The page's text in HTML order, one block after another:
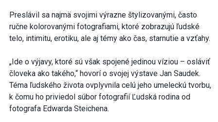
Preslávil sa najmä svojimi výrazne štylizovanými, často
ručne kolorovanými fotografiami, ktoré zobrazujú ľudské
telo, intimitu, erotiku, ale aj témy ako čas, starnutie a vzťahy.
„Ide o výjavy, ktoré sú však spojené jedinou víziou – osláviť
človeka ako takého,“ hovorí o svojej výstave Jan Saudek.
Téma ľudského života ovplyvnila celú jeho umeleckú tvorbu,
k čomu ho priviedol súbor fotografií Ľudská rodina od
fotografa Edwarda Steichena.